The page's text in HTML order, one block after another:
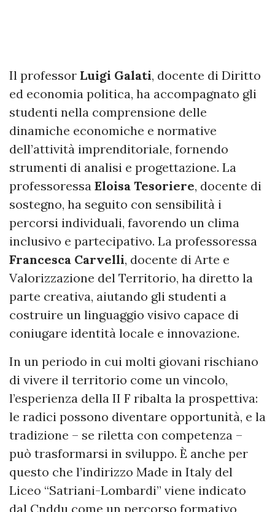
Il professor Luigi Galati, docente di Diritto
ed economia politica, ha accompagnato gli
studenti nella comprensione delle
dinamiche economiche e normative
dell’attività imprenditoriale, fornendo
strumenti di analisi e progettazione. La
professoressa Eloisa Tesoriere, docente di
sostegno, ha seguito con sensibilità i
percorsi individuali, favorendo un clima
inclusivo e partecipativo. La professoressa
Francesca Carvelli, docente di Arte e
Valorizzazione del Territorio, ha diretto la
parte creativa, aiutando gli studenti a
costruire un linguaggio visivo capace di
coniugare identità locale e innovazione.
In un periodo in cui molti giovani rischiano
di vivere il territorio come un vincolo,
l’esperienza della II F ribalta la prospettiva:
le radici possono diventare opportunità, e la
tradizione – se riletta con competenza –
può trasformarsi in sviluppo. È anche per
questo che l’indirizzo Made in Italy del
Liceo “Satriani-Lombardi” viene indicato
dal Cnddu come un percorso formativo